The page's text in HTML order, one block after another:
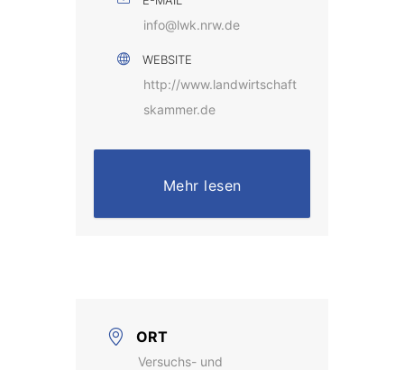
info@lwk.nrw.de
WEBSITE
http://www.landwirtschaft
skammer.de
Mehr lesen
ORT
Versuchs- und